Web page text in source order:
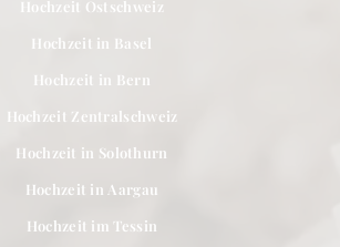
Hochzeit Ostschweiz
Hochzeit in Basel
Hochzeit in Bern
Hochzeit Zentralschweiz
Hochzeit in Solothurn
Hochzeit in Aargau
Hochzeit im Tessin